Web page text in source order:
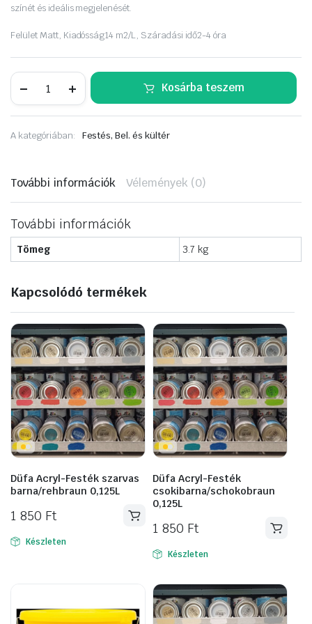
színét és ideális megjelenését.
Felület Matt, Kiadósság14 m2/L, Száradási idő2-4 óra
színei
liter
Kosárba teszem
A kategóriában: Festés, Bel. és kültér
További információk Vélemények (0)
További információk
Tömeg 3.7 kg
Kapcsolódó termékek
Düfa Acryl-Festék szarvas
barna/rehbraun 0,125L
1 850 Ft
Készleten
Düfa Acryl-Festék
csokibarna/schokobraun
0,125L
1 850 Ft
Készleten